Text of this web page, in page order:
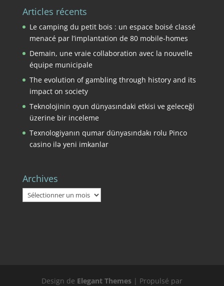
Articles récents
Le camping du petit bois : un espace boisé classé
menacé par l’implantation de 80 mobile-homes
Demain, une vraie collaboration avec la nouvelle
équipe municipale
The evolution of gambling through history and its
impact on society
Teknolojinin oyun dünyasındaki etkisi ve geleceği
üzerine bir inceleme
Texnologiyanın qumar dünyasındakı rolu Pinco
casino ilə yeni imkanlar
Archives
Archives
Design de Elegant Themes| Propulsé par